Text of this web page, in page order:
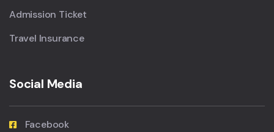
Admission Ticket
Travel Insurance
Social Media
Facebook